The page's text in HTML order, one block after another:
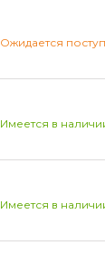
Ожидается
Имеется в
Имеется в